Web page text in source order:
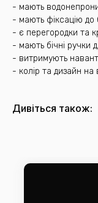
- мають
- мають фіксацію до
- є перегородки та
- мають бічні ручки
- витримують
- колір та дизайн на
Дивіться також: